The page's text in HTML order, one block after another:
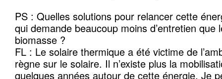
PS : Quelles solutions pour relancer cette
qui demande beaucoup moins d’entretien que
biomasse ?
FL : Le solaire thermique a été victime de
règne sur le solaire. Il n’existe plus la
quelques années autour de cette énergie. Je